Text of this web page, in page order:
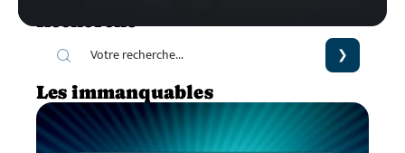
Recherche
Les immanquables